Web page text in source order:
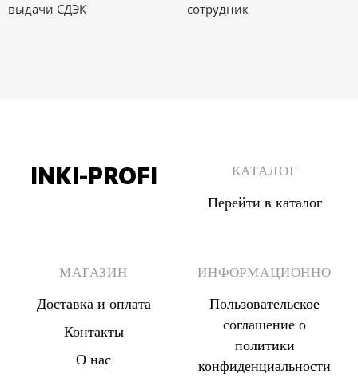
выдачи СДЭК
сотрудник
INKI-PROFI КАТАЛОГ
Перейти в каталог
МАГАЗИН
Доставка и оплата
Контакты
О нас
ИНФОРМАЦИОННО
Пользовательское
соглашение о
политики
конфиденциальности